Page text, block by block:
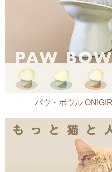
パウ・ボウル